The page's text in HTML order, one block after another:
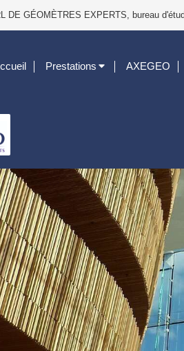
DE GÉOMÈTRES EXPERTS, bureau
Prestations AXEGEO